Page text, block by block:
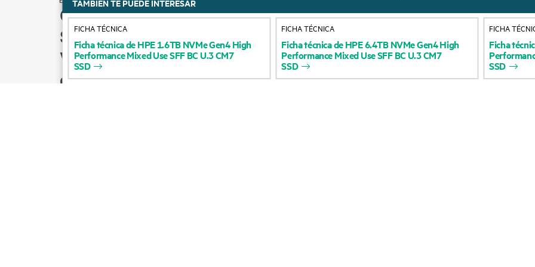
Cómo comprar
Soporte para productos
Ventas por correo
electrónico
Acerca de HPE
Vacantes
Servicios de soporte
productos
TAMBIÉN TE PUEDE INTERESAR
FichatécnicadeHPE1.6TBNVMeGen4High
PerformanceMixedUseSFFBCU.3CM7
SSD
FICHA TÉCNICA
FichatécnicadeHPE6.4TBNVMeGen4High
PerformanceMixedUseSFFBCU.3CM7
SSD
FICHA TÉCNICA
Ficha
SSD
FICHA